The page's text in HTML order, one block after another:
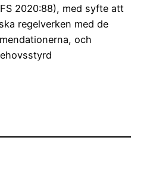
2020:88), med syfte att
regelverken med de
och